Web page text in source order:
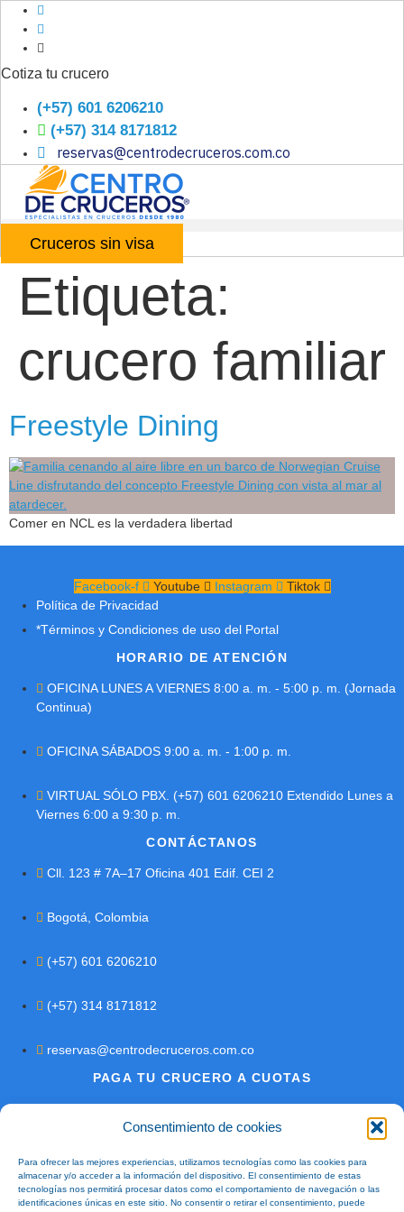
Consentimiento de cookies
Para ofrecer las mejores experiencias, utilizamos tecnologías como las cookies para
almacenar y/o acceder a la información del dispositivo. El consentimiento de estas
tecnologías nos permitirá procesar datos como el comportamiento de navegación o las
identificaciones únicas en este sitio. No consentir o retirar el consentimiento, puede
contenido
Cotiza tu crucero
(+57) 601 6206210
(+57) 314 8171812
reservas@centrodecruceros.com.co
Cruceros sin visa
Etiqueta:
crucero familiar
Freestyle Dining
Comer en NCL es la verdadera libertad
Facebook-f Youtube Instagram
Tiktok
Política de Privacidad
*Términos y Condiciones de uso del Portal
HORARIO DE ATENCIÓN
OFICINA LUNES A VIERNES 8:00 a. m. - 5:00 p. m. (Jornada
Continua)
OFICINA SÁBADOS 9:00 a. m. - 1:00 p. m.
VIRTUAL SÓLO PBX. (+57) 601 6206210 Extendido Lunes a
Viernes 6:00 a 9:30 p. m.
CONTÁCTANOS
Cll. 123 # 7A–17 Oficina 401 Edif. CEI 2
Bogotá, Colombia
(+57) 601 6206210
(+57) 314 8171812
reservas@centrodecruceros.com.co
PAGA TU CRUCERO A CUOTAS
@2026 – Todos los Derechos Reservados Centro de Cruceros
SAS (Nit. 900.626.436-1) RNT. 40534
"Estamos comprometidos con el turismo responsable y